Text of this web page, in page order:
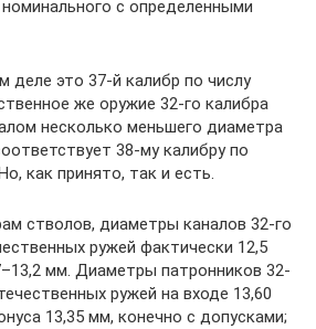
с определенными
деле это 37-й калибр по числу
же оружие 32-го калибра
несколько меньшего диаметра
38-му калибру по
как принято, так и есть.
стволов, диаметры каналов 32-го
ружей фактически 12,5
мм. Диаметры патронников 32-
ружей на входе 13,60
13,35 мм, конечно с допусками;